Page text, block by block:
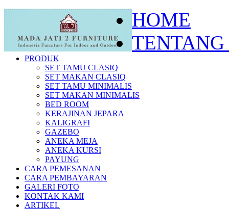
HOME
PRODUK
SET TAMU CLASIQ
SET MAKAN CLASIQ
SET TAMU MINIMALIS
SET MAKAN MINIMALIS
BED ROOM
KERAJINAN JEPARA
KALIGRAFI
GAZEBO
ANEKA MEJA
ANEKA KURSI
PAYUNG
CARA PEMESANAN
CARA PEMBAYARAN
GALERI FOTO
KONTAK KAMI
ARTIKEL